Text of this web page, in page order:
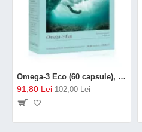
Omega-3 Eco (60 capsule), GAL
91,80 Lei 102,00 Lei